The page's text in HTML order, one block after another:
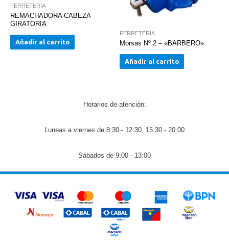
FERRETERIA
REMACHADORA CABEZA
GIRATORIA
Añadir al carrito
FERRETERIA
Morsas Nº 2 – «BARBERO»
Añadir al carrito
Horarios de atención:
Luneas a viernes de 8:30 - 12:30, 15:30 - 20:00
Sábados de 9:00 - 13:00